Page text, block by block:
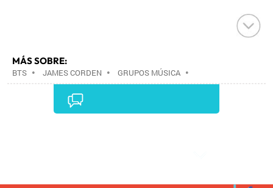
MÁS SOBRE:
BTS • JAMES CORDEN • GRUPOS MÚSICA •
•